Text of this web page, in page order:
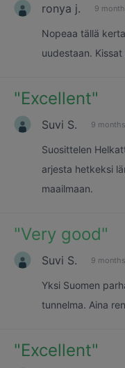
ronya j. 9
Nopeaa tällä
uudestaan.
"Excellent"
Suvi S. 9
Suosittelen
arjesta hetkeksi
maailmaan.
"Very good"
Suvi S. 9
Yksi Suomen
tunnelma. Aina
"Excellent"